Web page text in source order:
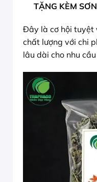
TẶNG KÈM
Đây là cơ hội tuyệt
chất lượng với chi
lâu dài cho nhu